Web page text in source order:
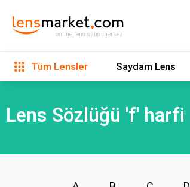
online lens satış merkezi
Tüm Lensler Saydam Lens
Lens Sözlüğü 'f' harfi